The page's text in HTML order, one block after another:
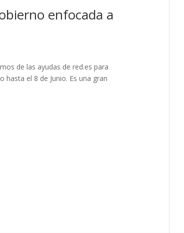
enfocada a
de las ayudas de red.es para
el 8 de Junio. Es una gran